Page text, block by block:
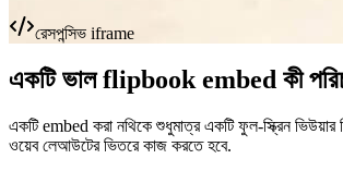
রেসপন্সিভ iframe
একটি ভাল flipbook embed কী
একটি embed করা নথিকে শুধুমাত্র একটি ফুল-স্ক্রিন ভিউয়ার
ওয়েব লেআউটের ভিতরে কাজ করতে হবে.